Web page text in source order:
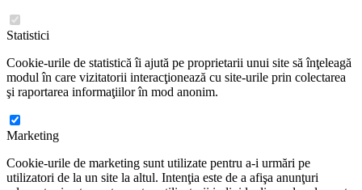
Statistici
Cookie-urile de statistică îi ajută pe proprietarii unui site să înţeleagă
modul în care vizitatorii interacţionează cu site-urile prin colectarea
şi raportarea informaţiilor în mod anonim.
Marketing
Cookie-urile de marketing sunt utilizate pentru a-i urmări pe
utilizatori de la un site la altul. Intenţia este de a afişa anunţuri